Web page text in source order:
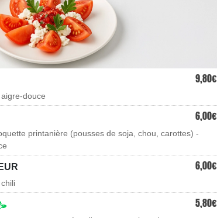
9,80€
douce
6,00€
printanière (pousses de soja, chou, carottes) -
6,00€
5,80€